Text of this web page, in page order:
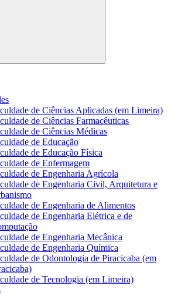
Buscar
de Ciências Aplicadas (em Limeira)
de Ciências Farmacêuticas
de Ciências Médicas
de Educação
de Educação Física
de Enfermagem
de Engenharia Agrícola
de Engenharia Civil, Arquitetura e
de Engenharia de Alimentos
de Engenharia Elétrica e de
de Engenharia Mecânica
de Engenharia Química
de Odontologia de Piracicaba (em
de Tecnologia (em Limeira)